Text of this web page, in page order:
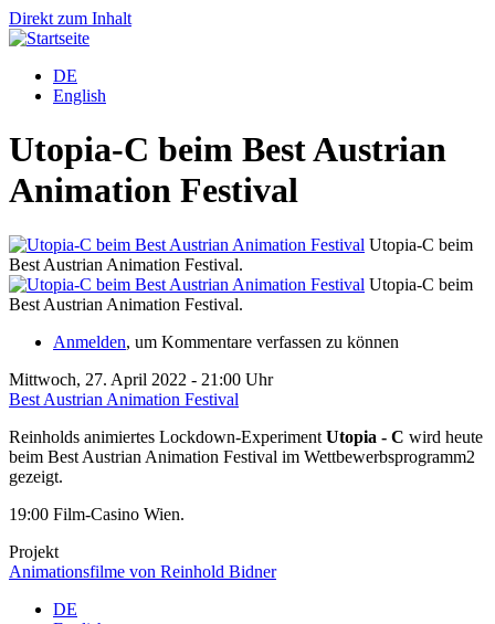
Direkt zum Inhalt
DE
English
Utopia-C beim Best Austrian
Animation Festival
Utopia-C beim
Best Austrian Animation Festival.
Utopia-C beim
Best Austrian Animation Festival.
Anmelden, um Kommentare verfassen zu können
Mittwoch, 27. April 2022 - 21:00 Uhr
Best Austrian Animation Festival
Reinholds animiertes Lockdown-Experiment Utopia - C wird heute
beim Best Austrian Animation Festival im Wettbewerbsprogramm2
gezeigt.
19:00 Film-Casino Wien.
Projekt
Animationsfilme von Reinhold Bidner
DE